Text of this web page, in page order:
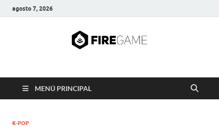
agosto 7, 2026
FIRE GAME
MENÚ PRINCIPAL
K-POP